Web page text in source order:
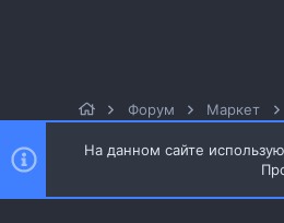
Форум Маркет
Style and add-ons by
Перевод от Jumuro ®
На данном сайте